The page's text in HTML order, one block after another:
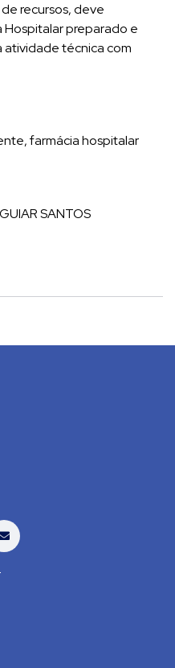
recursos, deve
Hospitalar preparado e
técnica com
farmácia hospitalar
SANTOS